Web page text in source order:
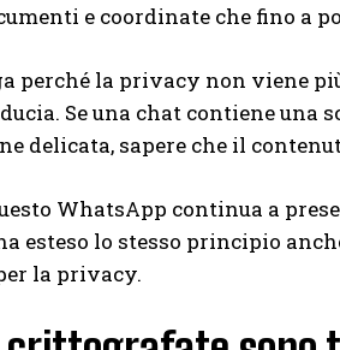
e coordinate che fino a
perché la privacy non viene
Se una chat contiene una
delicata, sapere che il
WhatsApp continua a
esteso lo stesso principio
la privacy.